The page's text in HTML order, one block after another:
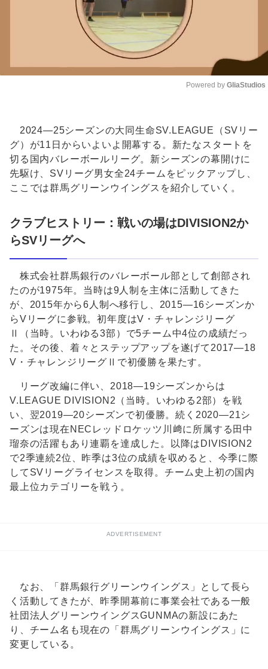
Powered by GliaStudios
2024―25シーズンの大同生命SV.LEAGUE（SVリー
グ）が11日からいよいよ開幕する。新たなスタートを
切る国内バレーボールリーグ。新シーズンの幕開けに
先駆け、SVリーグ男女全24チームをピックアップし、
ここでは群馬グリーンウイングスを紹介していく。
クラブヒストリー：戦いの場はDIVISION2か
らSVリーグへ
株式会社群馬銀行のバレーボール部として創部され
たのが1975年。当時は9人制を主体に活動してきた
が、2015年から6人制へ移行し、2015―16シーズンか
らVリーグに参戦。初年度はV・チャレンジリーグ
Ⅱ（当時。いわゆる3部）で5チーム中4位の成績だっ
た。その後、着々とステップアップを遂げて2017―18
V・チャレンジリーグⅡで初優勝を果たす。
リーグ改編に伴い、2018―19シーズンからは
V.LEAGUE DIVISION2（当時。いわゆる2部）を戦
い、翌2019―20シーズンで初優勝。続く2020―21シ
ーズンは現在NECレッドロケッツ川﨑に所属する田中
瑠奈の活躍もあり連覇を達成した。以降はDIVISION2
で2季連続2位、昨季は3位の成績を収めると、今季に際
してSVリーグライセンスを取得。チーム史上初の国内
最上位カテゴリーを戦う。
ADVERTISEMENT
なお、「群馬銀行グリーンウイングス」として長ら
く活動してきたが、昨季開幕前に事業会社である一般
社団法人グリーンウイングスGUNMAの新設にあた
り、チーム名も現在の「群馬グリーンウイングス」に
変更している。